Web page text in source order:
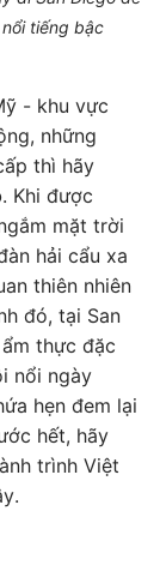
tiếng bậc
- khu vực
những
thì hãy
. Khi được
mặt trời
hải cẩu xa
thiên nhiên
đó, tại San
thực đặc
nổi ngày
hẹn đem lại
hết, hãy
trình Việt